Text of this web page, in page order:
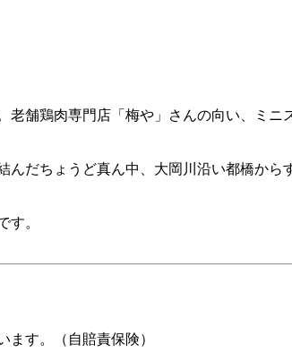
舗鶏肉専門店「梅や」さんの向い、ミニ
だちょうど真ん中、大岡川沿い都橋から
す。
ます。（自賠責保険）